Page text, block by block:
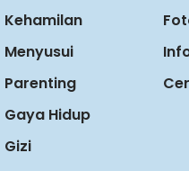
Kehamilan
Menyusui
Parenting
Gaya Hidup
Gizi